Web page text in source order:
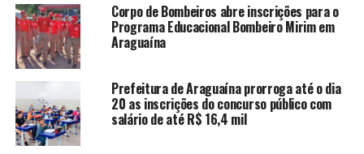
Corpo de Bombeiros abre inscrições para o
Programa Educacional Bombeiro Mirim em
Araguaína
Prefeitura de Araguaína prorroga até o dia
20 as inscrições do concurso público com
salário de até R$ 16,4 mil